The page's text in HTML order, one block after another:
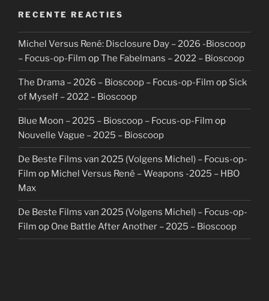
RECENTE REACTIES
Michel Versus René: Disclosure Day – 2026 -Bioscoop
– Focus-op-Film opThe Fabelmans – 2022 – Bioscoop
The Drama – 2026 – Bioscoop – Focus-op-Film op Sick
of Myself – 2022 – Bioscoop
Blue Moon – 2025 – Bioscoop – Focus-op-Film op
Nouvelle Vague – 2025 – Bioscoop
De Beste Films van 2025 (Volgens Michel) – Focus-op-
Film op Michel Versus René – Weapons -2025 – HBO
Max
De Beste Films van 2025 (Volgens Michel) – Focus-op-
Film op One Battle After Another – 2025 – Bioscoop